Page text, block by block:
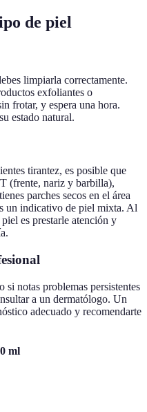
de piel
limpiarla correctamente.
exfoliantes o
frotar, y espera una hora.
estado natural.
tirantez, es posible que
(frente, nariz y barbilla),
parches secos en el área
un indicativo de piel mixta. Al
es prestarle atención y
si notas problemas persistentes
a un dermatólogo. Un
adecuado y recomendarte
ml